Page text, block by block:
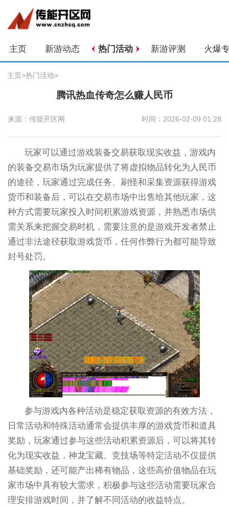
主页 新游动态 热门活动 新游评测 火爆
主页>热门活动>
腾讯热血传奇怎么赚人民币
来源：传能开区网 时间：2026-02-09 01:28
玩家可以通过游戏装备交易获取现实收益，游戏内
的装备交易市场为玩家提供了将虚拟物品转化为人民币
的途径，玩家通过完成任务、刷怪和采集资源获得游戏
货币和装备后，可以在交易市场中出售给其他玩家，这
种方式需要玩家投入时间积累游戏资源，并熟悉市场供
需关系来把握交易时机，需要注意的是游戏开发者禁止
通过非法途径获取游戏货币，任何作弊行为都可能导致
封号处罚。
参与游戏内各种活动是稳定获取资源的有效方法，
日常活动和特殊活动通常会提供丰厚的游戏货币和道具
奖励，玩家通过参与这些活动积累资源后，可以将其转
化为现实收益，神龙宝藏、竞技场等特定活动不仅提供
基础奖励，还可能产出稀有物品，这些高价值物品在玩
家市场中具有较大需求，积极参与这些活动需要玩家合
理安排游戏时间，并了解不同活动的收益特点。